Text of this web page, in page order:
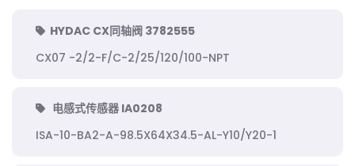
HYDAC CX同轴阀 3782555
CX07 -2/2-F/C-2/25/120/100-NPT
电感式传感器 IA0208
ISA-10-BA2-A-98.5X64X34.5-AL-Y10/Y20-1